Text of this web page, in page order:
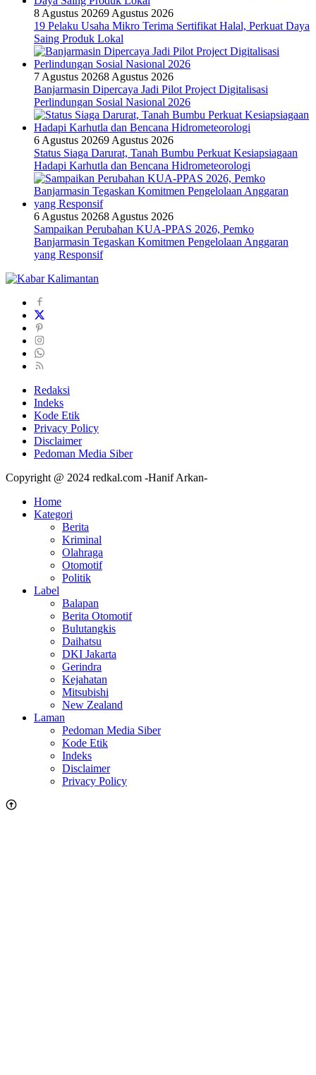
8 Agustus 20269 Agustus 2026
19 Pelaku Usaha Mikro Terima Sertifikat Halal, Perkuat Daya
Saing Produk Lokal
7 Agustus 20268 Agustus 2026
Banjarmasin Dipercaya Jadi Pilot Project Digitalisasi
Perlindungan Sosial Nasional 2026
6 Agustus 20269 Agustus 2026
Status Siaga Darurat, Tanah Bumbu Perkuat Kesiapsiagaan
Hadapi Karhutla dan Bencana Hidrometeorologi
6 Agustus 20268 Agustus 2026
Sampaikan Perubahan KUA-PPAS 2026, Pemko
Banjarmasin Tegaskan Komitmen Pengelolaan Anggaran
yang Responsif
Redaksi
Indeks
Kode Etik
Privacy Policy
Disclaimer
Pedoman Media Siber
Copyright @ 2024 redkal.com -Hanif Arkan-
Home
Kategori
Berita
Kriminal
Olahraga
Otomotif
Politik
Label
Balapan
Berita Otomotif
Bulutangkis
Daihatsu
DKI Jakarta
Gerindra
Kejahatan
Mitsubishi
New Zealand
Laman
Pedoman Media Siber
Kode Etik
Indeks
Disclaimer
Privacy Policy